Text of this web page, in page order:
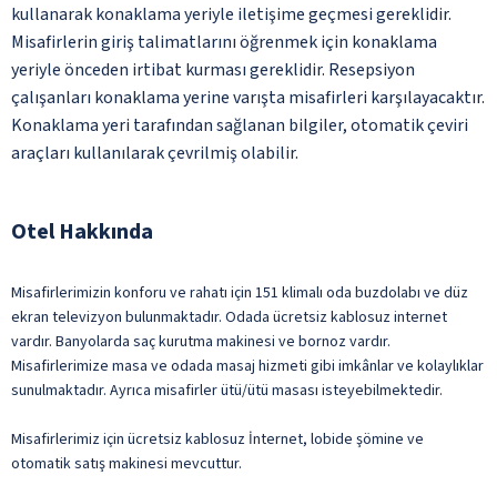
kullanarak konaklama yeriyle iletişime geçmesi gereklidir.
Misafirlerin giriş talimatlarını öğrenmek için konaklama
yeriyle önceden irtibat kurması gereklidir. Resepsiyon
çalışanları konaklama yerine varışta misafirleri karşılayacaktır.
Konaklama yeri tarafından sağlanan bilgiler, otomatik çeviri
araçları kullanılarak çevrilmiş olabilir.
Otel Hakkında
Misafirlerimizin konforu ve rahatı için 151 klimalı oda buzdolabı ve düz
ekran televizyon bulunmaktadır. Odada ücretsiz kablosuz internet
vardır. Banyolarda saç kurutma makinesi ve bornoz vardır.
Misafirlerimize masa ve odada masaj hizmeti gibi imkânlar ve kolaylıklar
sunulmaktadır. Ayrıca misafirler ütü/ütü masası isteyebilmektedir.
Misafirlerimiz için ücretsiz kablosuz İnternet, lobide şömine ve
otomatik satış makinesi mevcuttur.